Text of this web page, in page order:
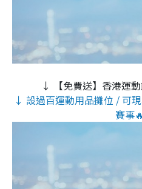
↓ 【免費送】香港運
↓ 設過百運動用品攤位 / 可
賽事